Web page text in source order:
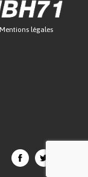
Mentions légales